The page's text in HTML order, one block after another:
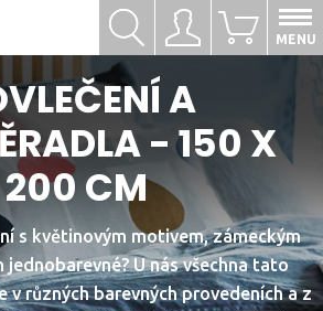
Přihlásit se
A
- 150 X
200 CM
s květinovým motivem, zámeckým
jednobarevné? U nás všechna tato
v různých barevných provedeních a z
0
MENU
Hledat